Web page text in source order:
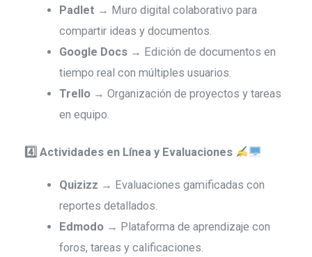
Padlet → Muro digital colaborativo para
compartir ideas y documentos.
Google Docs→ Edición de documentos en
tiempo real con múltiples usuarios.
Trello→ Organización de proyectos y tareas
en equipo.
4️ Actividades en Línea y Evaluaciones
Quizizz → Evaluaciones gamificadas con
reportes detallados.
Edmodo→ Plataforma de aprendizaje con
foros, tareas y calificaciones.